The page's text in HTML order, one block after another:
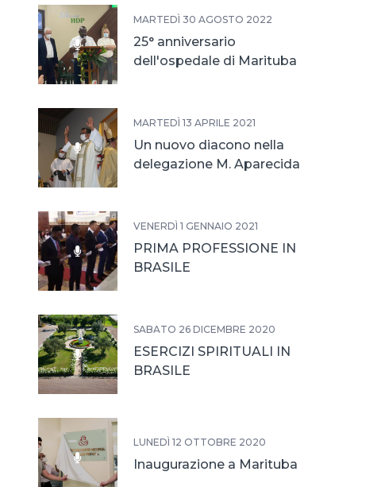
MARTEDÌ 30 AGOSTO 2022
25° anniversario
dell'ospedale di Marituba
MARTEDÌ 13 APRILE 2021
Un nuovo diacono nella
delegazione M. Aparecida
VENERDÌ 1 GENNAIO 2021
PRIMA PROFESSIONE IN
BRASILE
SABATO 26 DICEMBRE 2020
ESERCIZI SPIRITUALI IN
BRASILE
LUNEDÌ 12 OTTOBRE 2020
Inaugurazione a Marituba